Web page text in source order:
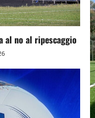
al no al ripescaggio